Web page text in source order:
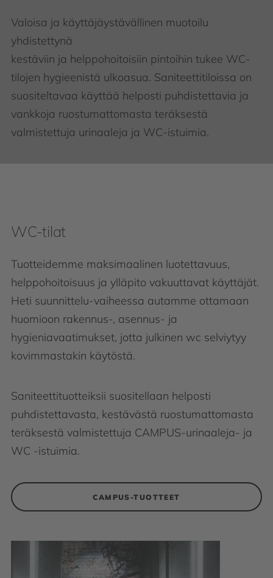
Valoisa ja käyttäjäystävällinen muotoilu
yhdistettynä
kestäviin ja helppohoitoisiin pintoihin tukee WC-
tilojen hygieenistä ulkoasua. Saniteettitiloissa on
suositeltavaa käyttää helposti puhdistettavia ja
vankkoja ruostumattomasta teräksestä
valmistettuja urinaaleja ja WC-istuimia.
WC-tilat
Tuotteidemme maksimaalinen luotettavuus,
helppohoitoisuus ja ylläpito vakuuttavat käyttäjät.
Heti suunnittelu-vaiheessa autamme ottamaan
huomioon rakennus-, asennus- ja
hygieniavaatimukset, jotta julkinen wc selviytyy
kovimmastakin käytöstä.
Saniteettituotteiksii suositellaan helposti
puhdistettavasta, kestävästä ruostumattomasta
teräksestä valmistettuja CAMPUS-urinaaleja- ja
WC -istuimia.
CAMPUS-TUOTTEET